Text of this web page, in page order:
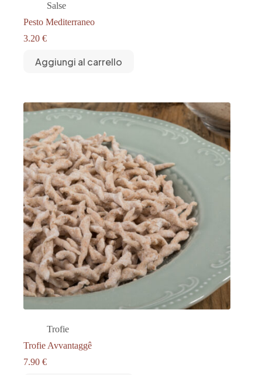
Salse
Pesto Mediterraneo
3.20 €
Aggiungi al carrello
Trofie
Trofie Avvantaggê
7.90 €